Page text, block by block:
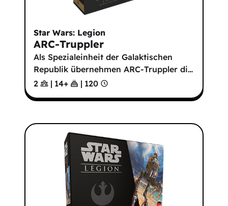
Star Wars: Legion
ARC-Truppler
Als Spezialeinheit der Galaktischen
Republik übernehmen ARC-Truppler di…
2
| 14+ | 120